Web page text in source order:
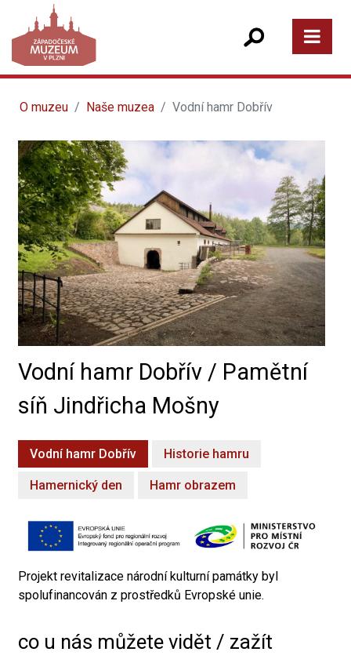
O muzeu Naše muzea Vodní hamr Dobřív
Vodní hamr Dobřív / Pamětní
síň Jindřicha Mošny
Vodní hamr Dobřív Historie hamru
Hamernický den Hamr obrazem
Projekt revitalizace národní kulturní památky byl
spolufinancován z prostředků Evropské unie.
co u nás můžete vidět / zažít